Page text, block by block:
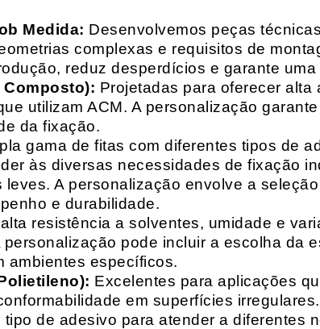
Medida: Desenvolvemos peças
complexas e requisitos de
reduz desperdícios e garante
Composto): Projetadas para oferecer
utilizam ACM. A personalização
da fixação.
gama de fitas com diferentes tipos de
às diversas necessidades de fixação
A personalização envolve a
e durabilidade.
resistência a solventes, umidade e
pode incluir a escolha da
ambientes específicos.
Excelentes para aplicações
em superfícies
de adesivo para atender a diferentes